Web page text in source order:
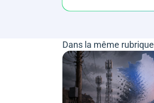
Dans la même rubrique